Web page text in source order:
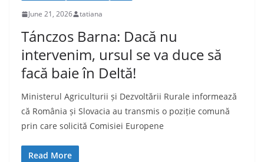
June 21, 2026 tatiana
Tánczos Barna: Dacă nu
intervenim, ursul se va duce să
facă baie în Deltă!
Ministerul Agriculturii și Dezvoltării Rurale informează
că România și Slovacia au transmis o poziție comună
prin care solicită Comisiei Europene
Read More